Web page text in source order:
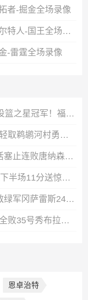
者-掘金全场录像
07月16日NBA夏季联赛凯尔特人-国王全场录像
-雷霆全场录像
全明星：华盛顿神秘人夺投篮之星冠军！福德夺得三分大赛冠军！
🏀夏联-步行者第三节爆发轻取鹈鹕河村勇辉5+5+12斯劳森22分
🏀夏联-热火5人上双轻取活塞止连败唐纳森20+8+10奥科里27分
🏀夏联-杨瀚森13+5+4帽&下半场11分送惊艳妙传开拓者力克掘金
🏀夏联-国王首节仅4分不敌绿军冈萨雷斯24+10+5塞纳克10+12
🏀夏联-雷霆不敌掘金夏联全败35号秀布拉齐尔32+6马拉14+7+6
恩卓治特